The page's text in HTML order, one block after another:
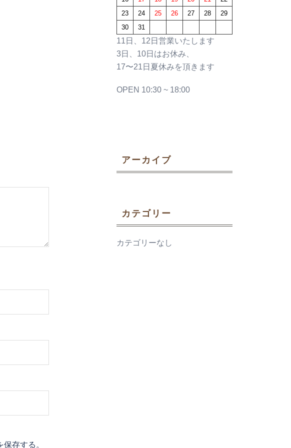
存する。
23
24 25 26 27 28
29
30
31
11日、12日営業いたします
3日、10日はお休み、
17〜21日夏休みを頂きます
OPEN 10:30 ~ 18:00
アーカイブ
カテゴリー
カテゴリーなし